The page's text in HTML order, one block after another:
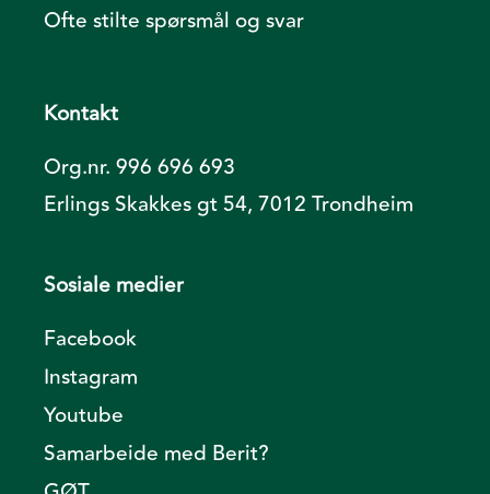
Ofte stilte spørsmål og svar
Kontakt
Org.nr. 996 696 693
Erlings Skakkes gt 54, 7012 Trondheim
Sosiale medier
Facebook
Instagram
Youtube
Samarbeide med Berit?